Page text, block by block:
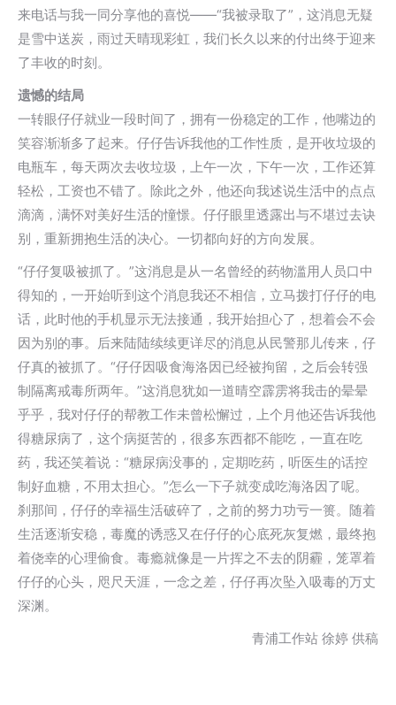
来电话与我一同分享他的喜悦——“我被录取了”，这消息无疑
是雪中送炭，雨过天晴现彩虹，我们长久以来的付出终于迎来
了丰收的时刻。
遗憾的结局
一转眼仔仔就业一段时间了，拥有一份稳定的工作，他嘴边的
笑容渐渐多了起来。仔仔告诉我他的工作性质，是开收垃圾的
电瓶车，每天两次去收垃圾，上午一次，下午一次，工作还算
轻松，工资也不错了。除此之外，他还向我述说生活中的点点
滴滴，满怀对美好生活的憧憬。仔仔眼里透露出与不堪过去诀
别，重新拥抱生活的决心。一切都向好的方向发展。
“仔仔复吸被抓了。”这消息是从一名曾经的药物滥用人员口中
得知的，一开始听到这个消息我还不相信，立马拨打仔仔的电
话，此时他的手机显示无法接通，我开始担心了，想着会不会
因为别的事。后来陆陆续续更详尽的消息从民警那儿传来，仔
仔真的被抓了。“仔仔因吸食海洛因已经被拘留，之后会转强
制隔离戒毒所两年。”这消息犹如一道晴空霹雳将我击的晕晕
乎乎，我对仔仔的帮教工作未曾松懈过，上个月他还告诉我他
得糖尿病了，这个病挺苦的，很多东西都不能吃，一直在吃
药，我还笑着说：“糖尿病没事的，定期吃药，听医生的话控
制好血糖，不用太担心。”怎么一下子就变成吃海洛因了呢。
刹那间，仔仔的幸福生活破碎了，之前的努力功亏一篑。随着
生活逐渐安稳，毒魔的诱惑又在仔仔的心底死灰复燃，最终抱
着侥幸的心理偷食。毒瘾就像是一片挥之不去的阴霾，笼罩着
仔仔的心头，咫尺天涯，一念之差，仔仔再次坠入吸毒的万丈
深渊。
青浦工作站 徐婷 供稿